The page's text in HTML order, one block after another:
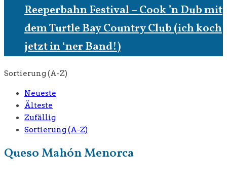
Reeperbahn Festival – Cook ’n Dub mit
dem Turtle Bay Country Club (ich koch
jetzt in ‘ner Band!)
Sortierung (A-Z)
Neueste
Älteste
Zufällig
Sortierung (A-Z)
Queso Mahón Menorca